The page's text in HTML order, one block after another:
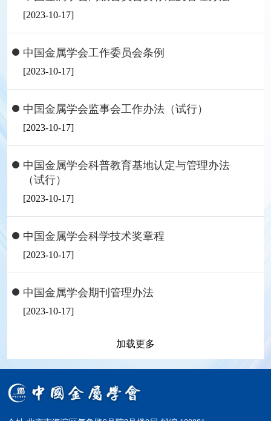
[2023-10-17]
中国金属学会工作委员会条例
[2023-10-17]
中国金属学会监事会工作办法（试行）
[2023-10-17]
中国金属学会科普教育基地认定与管理办法
（试行）
[2023-10-17]
中国金属学会科学技术奖章程
[2023-10-17]
中国金属学会期刊管理办法
[2023-10-17]
加载更多